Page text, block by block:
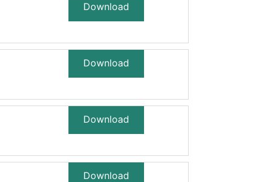
Download
Download
Download
Download